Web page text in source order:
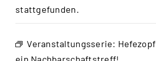
stattgefunden.
Veranstaltungsserie: